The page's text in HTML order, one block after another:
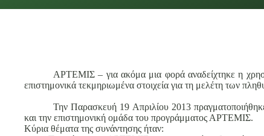
ΑΡΤΕΜΙΣ – για ακόμα μια φορά αναδείχτηκε η
επιστημονικά τεκμηριωμένα στοιχεία για τη μελέτη των
Την Παρασκευή 19 Απριλίου 2013
και την επιστημονική ομάδα του προγράμματος ΑΡΤΕΜΙΣ.
Κύρια θέματα της συνάντησης ήταν: